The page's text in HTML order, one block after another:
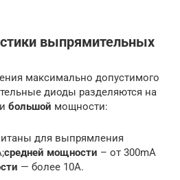
выпрямительных
максимально допустимого
диоды разделяются на
и большой мощности:
для выпрямления
средней мощности – от 300mA
— более 10А.